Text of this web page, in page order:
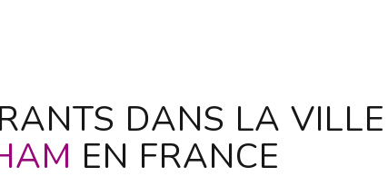
DANS LA VILLE
EN FRANCE